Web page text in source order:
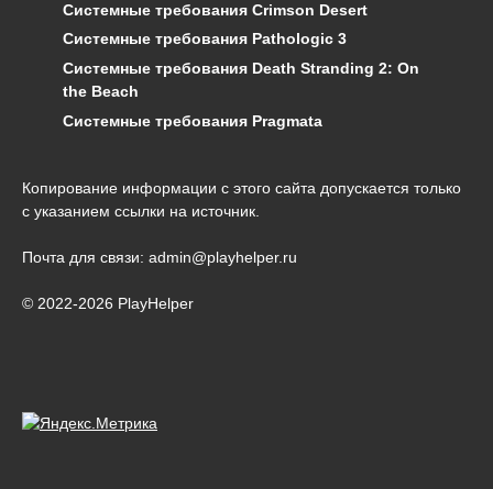
Системные требования Crimson Desert
Системные требования Pathologic 3
Системные требования Death Stranding 2: On
the Beach
Системные требования Pragmata
Копирование информации с этого сайта допускается только
с указанием ссылки на источник.
Почта для связи: admin@playhelper.ru
© 2022-2026 PlayHelper